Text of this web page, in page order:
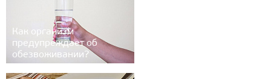
Как организм
предупреждает об
обезвоживании?